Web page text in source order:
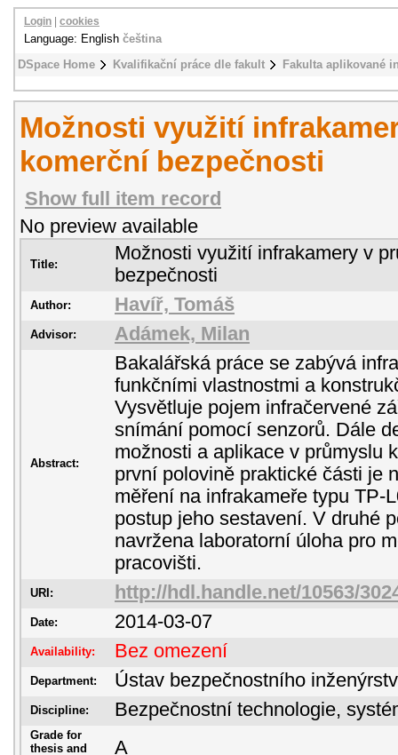
DSpace Home Kvalifikační práce dle fakult Fakulta aplikované
Login cookies
Language: English čeština
Možnosti využití
komerční bezpečnosti
Show full item record
No preview available
Title:
Možnosti využití infrakamery v
bezpečnosti
Author: Havíř, Tomáš
Advisor: Adámek, Milan
Abstract:
Bakalářská práce se zabývá
funkčními vlastnostmi a
Vysvětluje pojem infračervené
snímání pomocí senzorů. Dále
možnosti a aplikace v průmyslu
první polovině praktické části je
měření na infrakameře typu TP-
postup jeho sestavení. V druhé
navržena laboratorní úloha pro
pracovišti.
URI: http://hdl.handle.net/10563/
Date: 2014-03-07
Availability: Bez omezení
Department: Ústav bezpečnostního
Discipline: Bezpečnostní technologie,
Grade for
thesis and
A